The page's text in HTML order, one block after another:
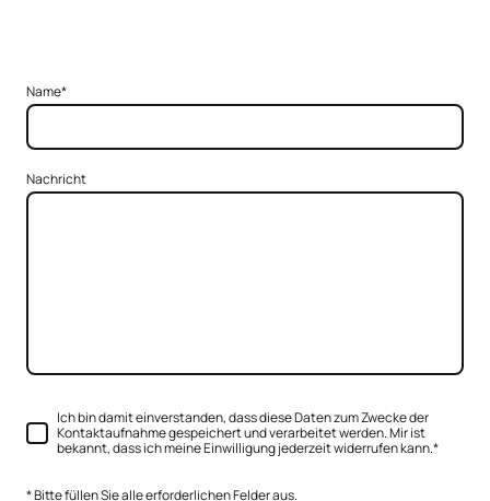
Name*
Nachricht
Ich bin damit einverstanden, dass diese Daten zum Zwecke der
Kontaktaufnahme gespeichert und verarbeitet werden. Mir ist
bekannt, dass ich meine Einwilligung jederzeit widerrufen kann.*
* Bitte füllen Sie alle erforderlichen Felder aus.